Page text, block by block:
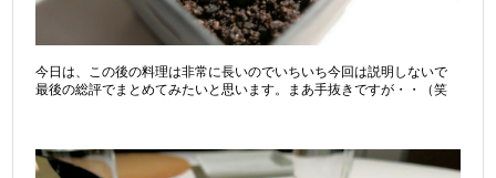
今日は、この後の料理は非常に長いのでいちいち今回は説明しないで
最後の総評でまとめてみたいと思います。まあ手抜きですが・・（笑